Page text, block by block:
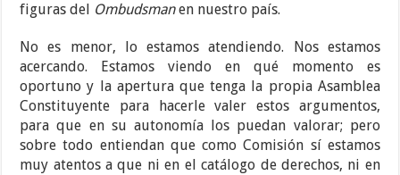
figuras del Ombudsmanen nuestro país.
No es menor, lo estamos atendiendo. Nos estamos
acercando. Estamos viendo en qué momento es
oportuno y la apertura que tenga la propia Asamblea
Constituyente para hacerle valer estos argumentos,
para que en su autonomía los puedan valorar; pero
sobre todo entiendan que como Comisión sí estamos
muy atentos a que ni en el catálogo de derechos, ni en